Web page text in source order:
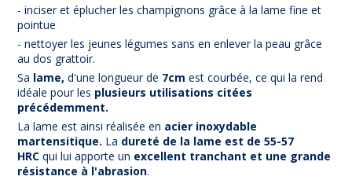
- inciser et éplucher les champignons grâce à la lame fine et
pointue
- nettoyer les jeunes légumes sans en enlever la peau grâce
au dos grattoir.
Sa lame, d'une longueur de 7cmest courbée, ce qui la rend
idéale pour les plusieurs utilisations citées
précédemment.
La lame est ainsi réalisée en acier inoxydable
martensitique. La dureté de la lame est de 55-57
HRC qui lui apporte un excellent tranchant et une grande
résistance à l'abrasion.